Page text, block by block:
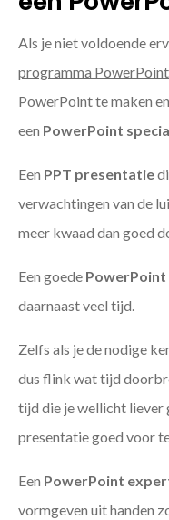
Als je niet voldoende
programma PowerPoint
PowerPoint te maken
een PowerPoint
Een PPT presentatie
verwachtingen van de
meer kwaad dan goed
Een goede
daarnaast veel tijd.
Zelfs als je de nodige
dus flink wat tijd
tijd die je wellicht liever
presentatie goed voor
Een PowerPoint
vormgeven uit handen